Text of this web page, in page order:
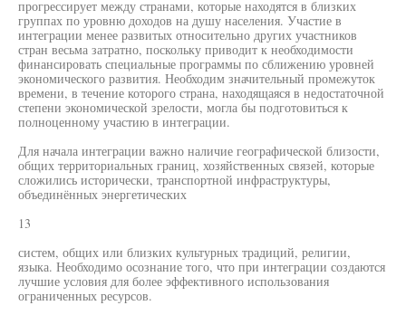
прогрессирует между странами, которые находятся в близких
группах по уровню доходов на душу населения. Участие в
интеграции менее развитых относительно других участников
стран весьма затратно, поскольку приводит к необходимости
финансировать специальные программы по сближению уровней
экономического развития. Необходим значительный промежуток
времени, в течение которого страна, находящаяся в недостаточной
степени экономической зрелости, могла бы подготовиться к
полноценному участию в интеграции.
Для начала интеграции важно наличие географической близости,
общих территориальных границ, хозяйственных связей, которые
сложились исторически, транспортной инфраструктуры,
объединённых энергетических
13
систем, общих или близких культурных традиций, религии,
языка. Необходимо осознание того, что при интеграции создаются
лучшие условия для более эффективного использования
ограниченных ресурсов.